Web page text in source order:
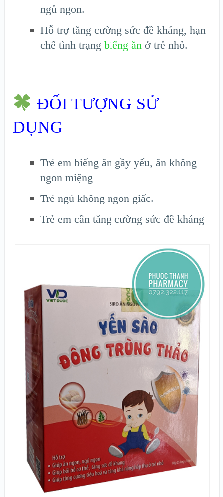
ngủ ngon.
Hỗ trợ tăng cường sức đề kháng, hạn
chế tình trạng biếng ăn ở trẻ nhỏ.
ĐỐI TƯỢNG SỬ
DỤNG
Trẻ em biếng ăn gầy yếu, ăn không
ngon miệng
Trẻ ngủ không ngon giấc.
Trẻ em cần tăng cường sức đề kháng